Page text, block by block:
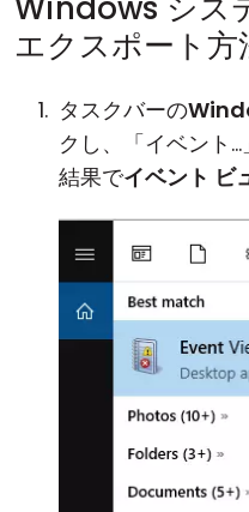
Windows シス
エクスポート
タスクバーの
クし、「イベント
結果でイベント ビ